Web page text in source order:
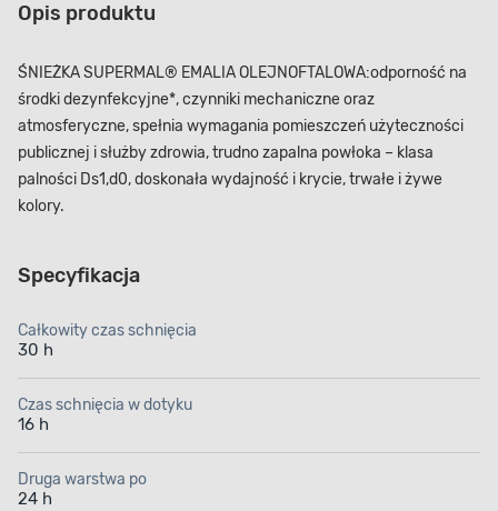
Opis produktu
ŚNIEŻKA SUPERMAL® EMALIA OLEJNO­FTALOWA:odporność na
środki dezynfekcyjne*, czynniki mechaniczne oraz
atmosferyczne, spełnia wymagania pomieszczeń użyteczności
publicznej i służby zdrowia, trudno zapalna powłoka – klasa
palności D­s1,d0, doskonała wydajność i krycie, trwałe i żywe
kolory.
Specyfikacja
Całkowity czas schnięcia
30 h
Czas schnięcia w dotyku
16 h
Druga warstwa po
24 h